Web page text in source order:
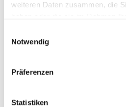
weiteren Daten zusammen, die
Notwendig
Präferenzen
Statistiken
Privatkundenvertrieb
Fusion und Liquidation